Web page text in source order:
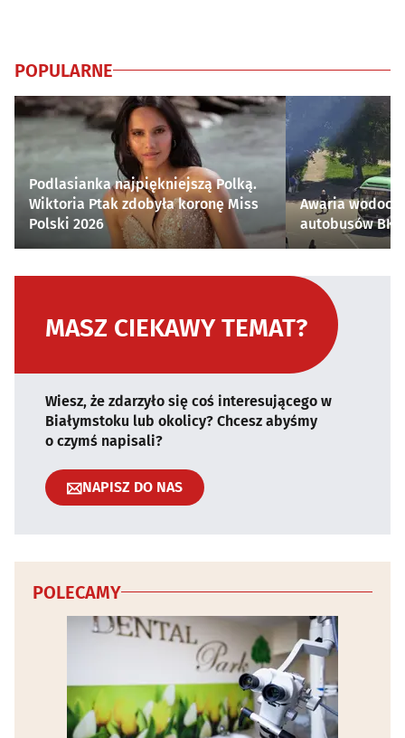
POPULARNE
Podlasianka najpiękniejszą Polką.
Wiktoria Ptak zdobyła koronę Miss
Polski 2026
Awaria
autobusów
MASZ CIEKAWY TEMAT?
Wiesz, że zdarzyło się coś interesującego w
Białymstoku lub okolicy? Chcesz abyśmy
o czymś napisali?
NAPISZ DO NAS
POLECAMY